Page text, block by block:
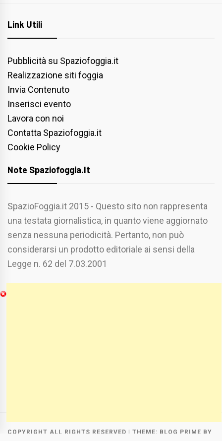
Link Utili
Pubblicità su Spaziofoggia.it
Realizzazione siti foggia
Invia Contenuto
Inserisci evento
Lavora con noi
Contatta Spaziofoggia.it
Cookie Policy
Note Spaziofoggia.it
SpazioFoggia.it 2015 - Questo sito non rappresenta
una testata giornalistica, in quanto viene aggiornato
senza nessuna periodicità. Pertanto, non può
considerarsi un prodotto editoriale ai sensi della
Legge n. 62 del 7.03.2001
Chi Siamo
COPYRIGHT ALL RIGHTS RESERVED | THEME: BLOG PRIME BY